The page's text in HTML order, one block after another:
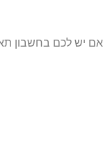
יש לכם בחשבון